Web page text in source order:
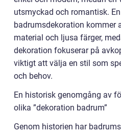
utsmyckad och romantisk.
badrumsdekoration kommer
material och ljusa färger,
dekoration fokuserar på
viktigt att välja en stil som
och behov.
En historisk genomgång av
olika ”dekoration badrum”
Genom historien har